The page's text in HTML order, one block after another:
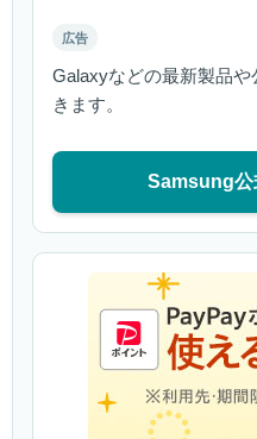
広告
Galaxyなどの最新製品
きます。
Samsung公